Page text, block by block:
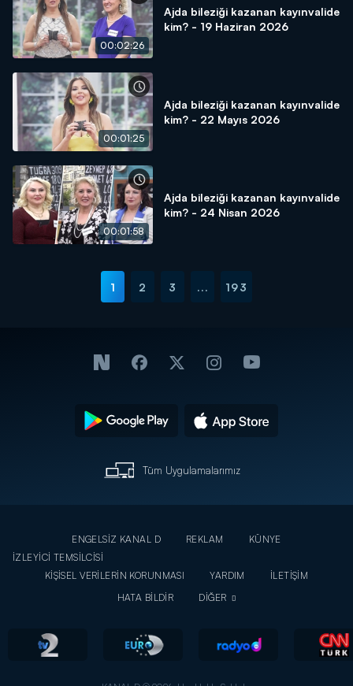
00:02:26
Ajda bileziği kazanan kayınvalide
kim? - 19 Haziran 2026
00:01:25
Ajda bileziği kazanan kayınvalide
kim? - 22 Mayıs 2026
00:01:58
Ajda bileziği kazanan kayınvalide
kim? - 24 Nisan 2026
1 2 3 ... 193
Tüm Uygulamalarımız
ENGELSİZ KANAL D REKLAM
KÜNYE
İZLEYİCİ TEMSİLCİSİ
KİŞİSEL VERİLERİN KORUNMASI
YARDIM
İLETİŞİM
HATA BİLDİR
DİĞER